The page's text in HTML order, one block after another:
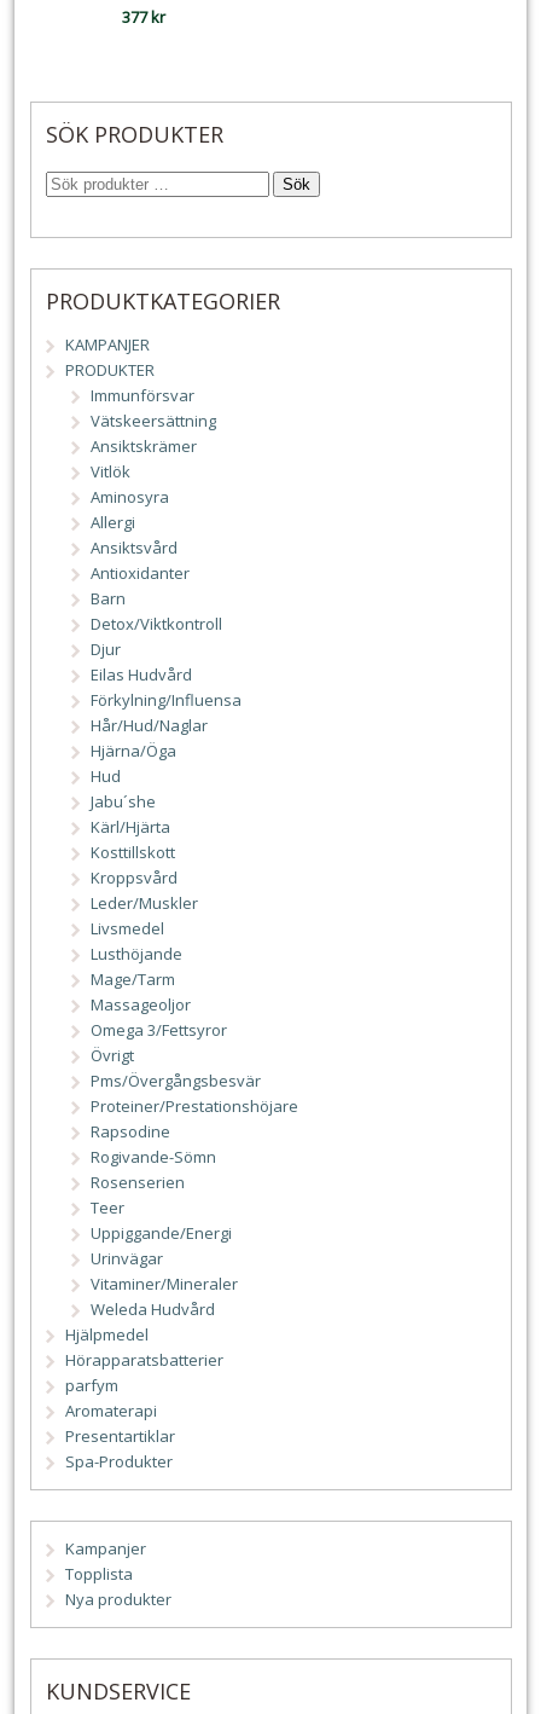
377kr
SÖK PRODUKTER
Sök
PRODUKTKATEGORIER
KAMPANJER
PRODUKTER
Immunförsvar
Vätskeersättning
Ansiktskrämer
Vitlök
Aminosyra
Allergi
Ansiktsvård
Antioxidanter
Barn
Detox/Viktkontroll
Djur
Eilas Hudvård
Förkylning/Influensa
Hår/Hud/Naglar
Hjärna/Öga
Hud
Jabu´she
Kärl/Hjärta
Kosttillskott
Kroppsvård
Leder/Muskler
Livsmedel
Lusthöjande
Mage/Tarm
Massageoljor
Omega 3/Fettsyror
Övrigt
Pms/Övergångsbesvär
Proteiner/Prestationshöjare
Rapsodine
Rogivande-Sömn
Rosenserien
Teer
Uppiggande/Energi
Urinvägar
Vitaminer/Mineraler
Weleda Hudvård
Hjälpmedel
Hörapparatsbatterier
parfym
Aromaterapi
Presentartiklar
Spa-Produkter
Kampanjer
Topplista
Nya produkter
KUNDSERVICE